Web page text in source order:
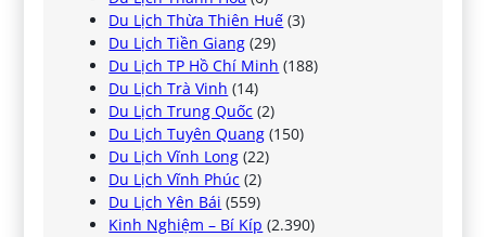
Du Lịch Thừa Thiên Huế (3)
Du Lịch Tiền Giang (29)
Du Lịch TP Hồ Chí Minh (188)
Du Lịch Trà Vinh (14)
Du Lịch Trung Quốc (2)
Du Lịch Tuyên Quang (150)
Du Lịch Vĩnh Long (22)
Du Lịch Vĩnh Phúc (2)
Du Lịch Yên Bái (559)
Kinh Nghiệm – Bí Kíp (2.390)